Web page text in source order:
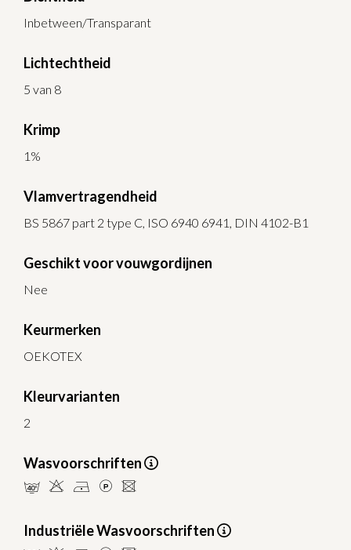
Inbetween/Transparant
Lichtechtheid
5 van 8
Krimp
1%
Vlamvertragendheid
BS 5867 part 2 type C, ISO 6940 6941, DIN 4102-B1
Geschikt voor vouwgordijnen
Nee
Keurmerken
OEKOTEX
Kleurvarianten
2
Wasvoorschriften
nHDLU
Industriële Wasvoorschriften